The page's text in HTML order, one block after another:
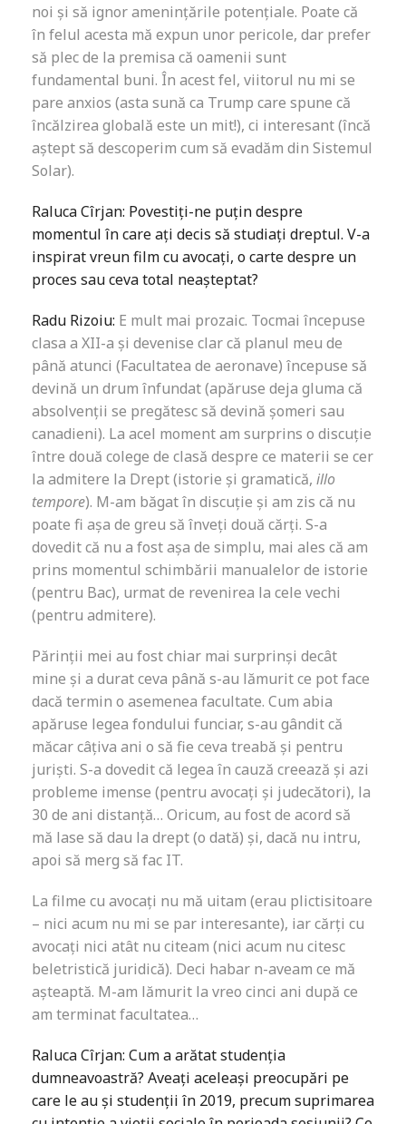
noi și să ignor amenințările potențiale. Poate că
în felul acesta mă expun unor pericole, dar prefer
să plec de la premisa că oamenii sunt
fundamental buni. În acest fel, viitorul nu mi se
pare anxios (asta sună ca Trump care spune că
încălzirea globală este un mit!), ci interesant (încă
aștept să descoperim cum să evadăm din Sistemul
Solar).
Raluca Cîrjan: Povestiți-ne puțin despre
momentul în care ați decis să studiați dreptul. V-a
inspirat vreun film cu avocați, o carte despre un
proces sau ceva total neașteptat?
Radu Rizoiu: E mult mai prozaic. Tocmai începuse
clasa a XII-a și devenise clar că planul meu de
până atunci (Facultatea de aeronave) începuse să
devină un drum înfundat (apăruse deja gluma că
absolvenții se pregătesc să devină șomeri sau
canadieni). La acel moment am surprins o discuție
între două colege de clasă despre ce materii se cer
la admitere la Drept (istorie și gramatică, illo
tempore). M-am băgat în discuție și am zis că nu
poate fi așa de greu să înveți două cărți. S-a
dovedit că nu a fost așa de simplu, mai ales că am
prins momentul schimbării manualelor de istorie
(pentru Bac), urmat de revenirea la cele vechi
(pentru admitere).
Părinții mei au fost chiar mai surprinși decât
mine și a durat ceva până s-au lămurit ce pot face
dacă termin o asemenea facultate. Cum abia
apăruse legea fondului funciar, s-au gândit că
măcar câțiva ani o să fie ceva treabă și pentru
juriști. S-a dovedit că legea în cauză creează și azi
probleme imense (pentru avocați și judecători), la
30 de ani distanță… Oricum, au fost de acord să
mă lase să dau la drept (o dată) și, dacă nu intru,
apoi să merg să fac IT.
La filme cu avocați nu mă uitam (erau plictisitoare
– nici acum nu mi se par interesante), iar cărți cu
avocați nici atât nu citeam (nici acum nu citesc
beletristică juridică). Deci habar n-aveam ce mă
așteaptă. M-am lămurit la vreo cinci ani după ce
am terminat facultatea…
Raluca Cîrjan: Cum a arătat studenția
dumneavoastră? Aveați aceleași preocupări pe
care le au și studenții în 2019, precum suprimarea